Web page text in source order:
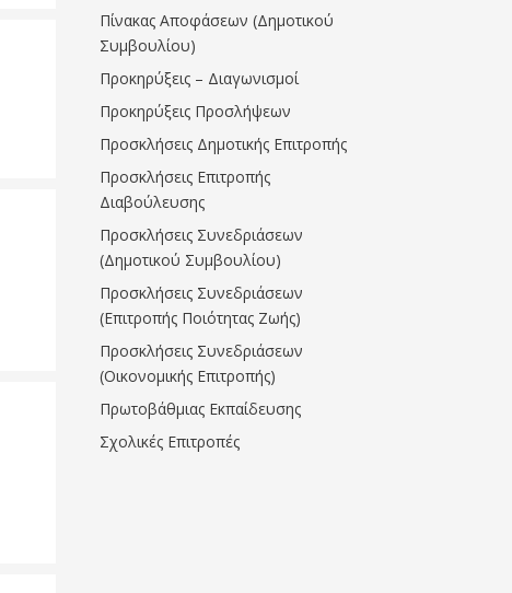
Πίνακας Αποφάσεων (Δημοτικού
Συμβουλίου)
Προκηρύξεις – Διαγωνισμοί
Προκηρύξεις Προσλήψεων
Προσκλήσεις Δημοτικής Επιτροπής
Προσκλήσεις Επιτροπής
Διαβούλευσης
Προσκλήσεις Συνεδριάσεων
(Δημοτικού Συμβουλίου)
Προσκλήσεις Συνεδριάσεων
(Επιτροπής Ποιότητας Ζωής)
Προσκλήσεις Συνεδριάσεων
(Οικονομικής Επιτροπής)
Πρωτοβάθμιας Εκπαίδευσης
Σχολικές Επιτροπές